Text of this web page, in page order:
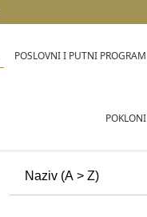
POSLOVNI I PUTNI PROGRAM
POKLONI